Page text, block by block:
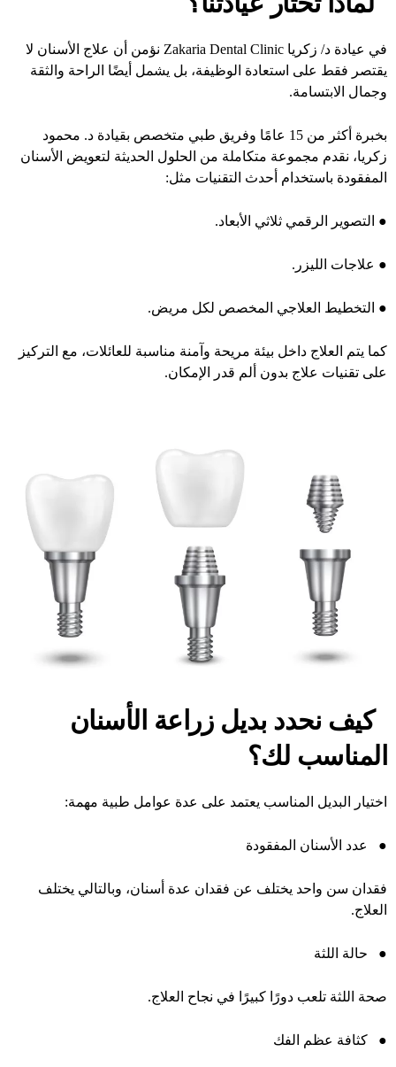
في عيادة د/ زكريا Zakaria Dental Clinic
نؤمن أن علاج الأسنان لا
يقتصر فقط على استعادة الوظيفة، بل يشمل أيضًا الراحة والثقة
وجمال الابتسامة.
بخبرة أكثر من 15 عامًا وفريق طبي متخصص بقيادة د. محمود
زكريا، نقدم مجموعة متكاملة من الحلول الحديثة لتعويض الأسنان
المفقودة باستخدام أحدث التقنيات مثل:
● التصوير الرقمي ثلاثي الأبعاد.
● علاجات الليزر.
● التخطيط العلاجي المخصص لكل مريض.
كما يتم العلاج داخل بيئة مريحة وآمنة مناسبة للعائلات، مع التركيز
على تقنيات علاج بدون ألم قدر الإمكان.
كيف نحدد بديل زراعة الأسنان
المناسب لك؟
اختيار البديل المناسب يعتمد على عدة عوامل طبية مهمة:
● عدد الأسنان المفقودة
فقدان سن واحد يختلف عن فقدان عدة أسنان، وبالتالي يختلف
العلاج.
● حالة اللثة
صحة اللثة تلعب دورًا كبيرًا في نجاح العلاج.
● كثافة عظم الفك